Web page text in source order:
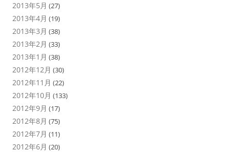
2013年5月 (27)
2013年4月 (19)
2013年3月 (38)
2013年2月 (33)
2013年1月 (38)
2012年12月 (30)
2012年11月 (22)
2012年10月 (133)
2012年9月 (17)
2012年8月 (75)
2012年7月 (11)
2012年6月 (20)